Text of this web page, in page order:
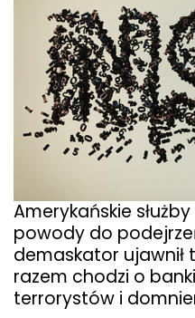
Amerykańskie
powody do
demaskator ujawnił
razem chodzi o
terrorystów i